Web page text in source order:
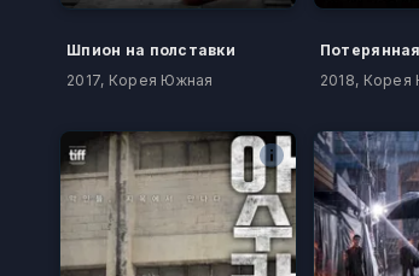
Шпион на полставки
2017, Корея Южная
2018, Корея